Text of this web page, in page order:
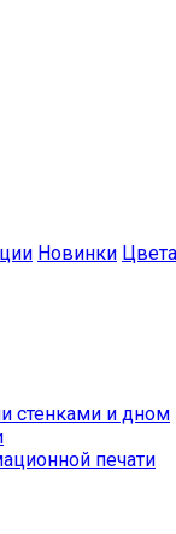
Новинки Цвета
стенками и дном
печати